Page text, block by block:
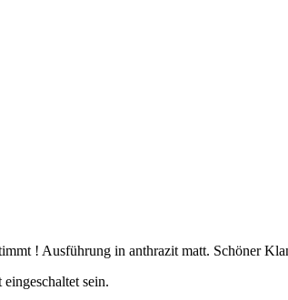
! Ausführung in anthrazit matt. Schöner
sein.